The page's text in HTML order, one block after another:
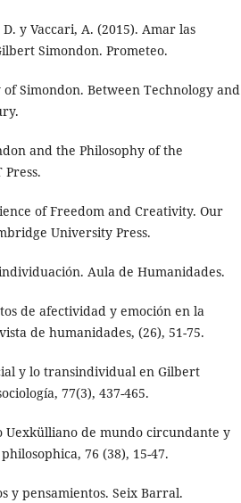
y Vaccari, A. (2015). Amar las
Simondon. Prometeo.
of Simondon. Between Technology and
and the Philosophy of the
of Freedom and Creativity. Our
University Press.
Aula de Humanidades.
de afectividad y emoción en la
de humanidades, (26), 51-75.
y lo transindividual en Gilbert
77(3), 437-465.
Uexkülliano de mundo circundante y
76 (38), 15-47.
y pensamientos. Seix Barral.